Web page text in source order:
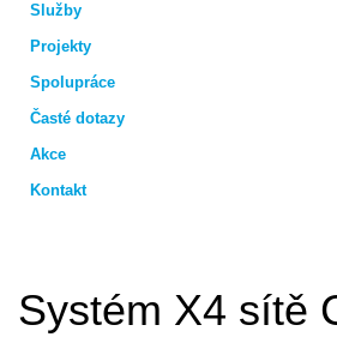
Služby
Projekty
Spolupráce
Časté dotazy
Akce
Kontakt
Systém X4 sítě